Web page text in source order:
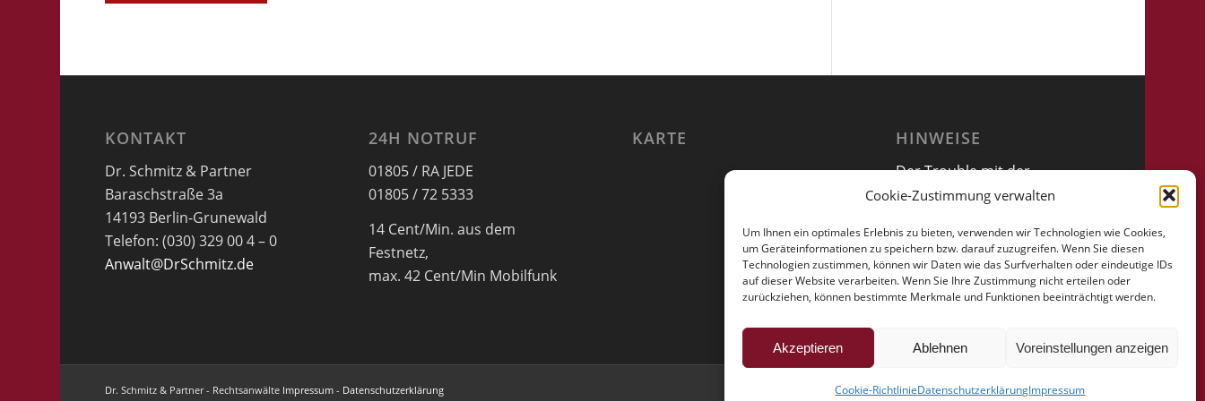
Cookie-Zustimmung verwalten
Um Ihnen ein optimales Erlebnis zu bieten, verwenden wir Technologien wie Cookies,
um Geräteinformationen zu speichern bzw. darauf zuzugreifen. Wenn Sie diesen
Technologien zustimmen, können wir Daten wie das Surfverhalten oder eindeutige IDs
auf dieser Website verarbeiten. Wenn Sie Ihre Zustimmung nicht erteilen oder
zurückziehen, können bestimmte Merkmale und Funktionen beeinträchtigt werden.
Akzeptieren Ablehnen Voreinstellungen anzeigen
Cookie-RichtlinieDatenschutzerklärungImpressum
KONTAKT
Dr. Schmitz & Partner
Baraschstraße 3a
14193 Berlin-Grunewald
Telefon: (030) 329 00 4 – 0
Anwalt@DrSchmitz.de
24H NOTRUF
01805 / RA JEDE
01805 / 72 5333
14 Cent/Min. aus dem
Festnetz,
max. 42 Cent/Min Mobilfunk
KARTE HINWEISE
Der Trouble mit der
Vollmacht
Dr. Schmitz & Partner - Rechtsanwälte Impressum - Datenschutzerklärung